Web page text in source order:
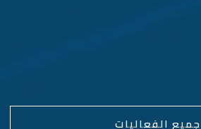
جميع الفعاليات